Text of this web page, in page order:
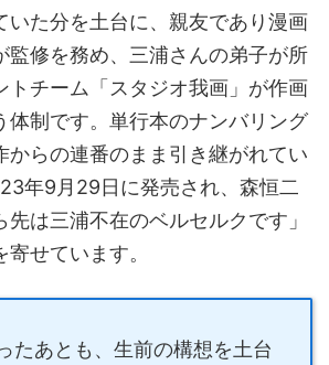
いた分を土台に、親友であり漫画
監修を務め、三浦さんの弟子が所
トチーム「スタジオ我画」が作画
体制です。単行本のナンバリング
からの連番のまま引き継がれてい
年9月29日に発売され、森恒二
先は三浦不在のベルセルクです」
せています。
たあとも、生前の構想を土台